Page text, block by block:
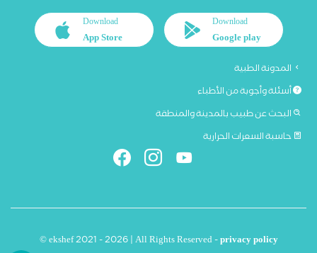
Download
Google play
Download
App Store
المدونة الطبية
أسئلة وأجوبة من الأطباء
البحث عن طبيب بالمدينة والمنطقة
حاسبة السعرات الحرارية
© ekshef 2021 - 2026 | All Rights Reserved -privacy policy